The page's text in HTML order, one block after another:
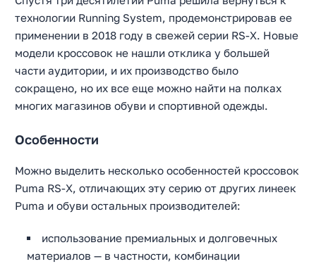
технологии Running System, продемонстрировав ее
применении в 2018 году в свежей серии RS-X. Новые
модели кроссовок не нашли отклика у большей
части аудитории, и их производство было
сокращено, но их все еще можно найти на полках
многих магазинов обуви и спортивной одежды.
Особенности
Можно выделить несколько особенностей кроссовок
Puma RS-X, отличающих эту серию от других линеек
Puma и обуви остальных производителей:
использование премиальных и долговечных
материалов — в частности, комбинации